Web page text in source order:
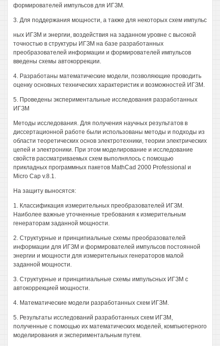
формирователей импульсов для ИГЗМ.
3. Для поддержания мощности, а также для некоторых схем импульс
ных ИГЗМ и энергии, воздействия на заданном уровне с высокой
точностью в структуры ИГЗМ на базе разработанных
преобразователей информации и формирователей импульсов
введены схемы автокоррекции.
4. Разработаны математические модели, позволяющие проводить
оценку основных технических характеристик и возможностей ИГЗМ.
5. Проведены экспериментальные исследования разработанных
ИГЗМ
Методы исследования. Для получения научных результатов в
диссертационной работе были использованы методы и подходы из
области теоретических основ электротехники, теории электрических
цепей и электроники. При этом моделирование и исследование
свойств рассматриваемых схем выполнялось с помощью
прикладных программных пакетов MathCad 2000 Professional и
Micro Сар v.8.1.
На защиту выносятся:
1. Классификация измерительных преобразователей ИГЗМ.
Наиболее важные уточненные требования к измерительным
генераторам заданной мощности.
2. Структурные и принципиальные схемы преобразователей
информации для ИГЗМ и формирователей импульсов постоянной
энергии и мощности для измерительных генераторов малой
заданной мощности.
3. Структурные и принципиальные схемы импульсных ИГЗМ с
автокоррекцией мощности.
4. Математические модели разработанных схем ИГЗМ.
5. Результаты исследований разработанных схем ИГЗМ,
полученные с помощью их математических моделей, компьютерного
моделирования и экспериментальным путем.